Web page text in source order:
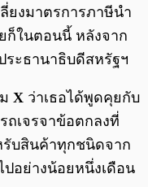
ยงมาตรการภาษีนำ
ก็ในตอนนี้ หลังจาก
ระธานาธิบดีสหรัฐฯ
X ว่าเธอได้พูดคุยกับ
ถเจรจาข้อตกลงที่
รับสินค้าทุกชนิดจาก
ปอย่างน้อยหนึ่งเดือน